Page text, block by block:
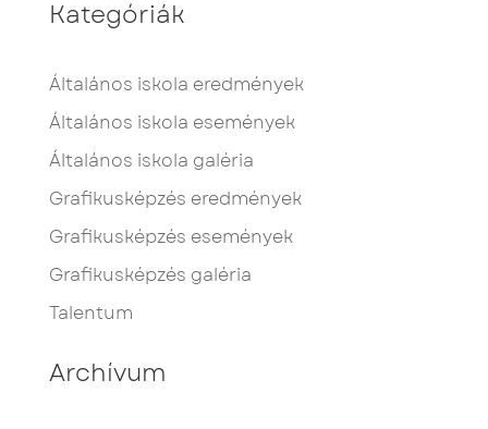
Kategóriák
Általános iskola eredmények
Általános iskola események
Általános iskola galéria
Grafikusképzés eredmények
Grafikusképzés események
Grafikusképzés galéria
Talentum
Archívum